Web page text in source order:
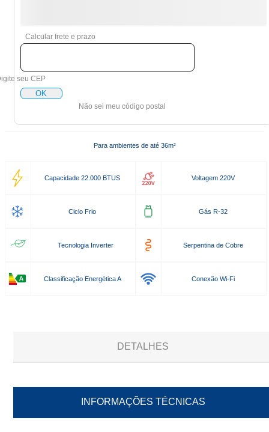
Calcular frete e prazo
seu CEP
OK
Não sei meu código postal
Para ambientes de até 36m²
Capacidade 22.000 BTUS Voltagem 220V
Ciclo Frio Gás R-32
Tecnologia Inverter Serpentina de Cobre
Classificação Energética A Conexão Wi-Fi
DETALHES
INFORMAÇÕES TÉCNICAS